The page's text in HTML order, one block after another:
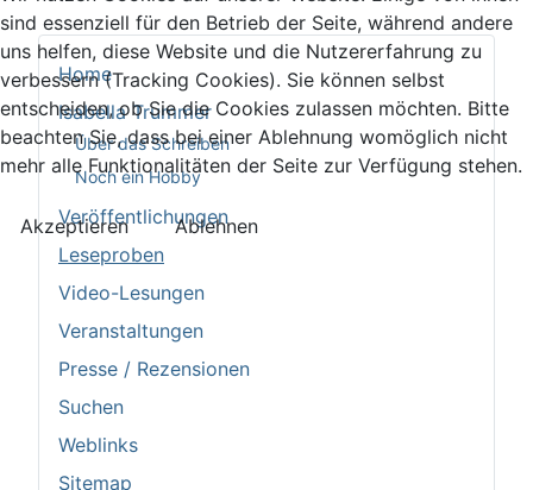
Home
Isabella Trummer
Über das Schreiben
Noch ein Hobby
Veröffentlichungen
Leseproben
Video-Lesungen
Veranstaltungen
Presse / Rezensionen
Suchen
Weblinks
Sitemap
Beiträge
sind essenziell für den Betrieb der Seite, während andere
uns helfen, diese Website und die Nutzererfahrung zu
verbessern (Tracking Cookies). Sie können selbst
entscheiden, ob Sie die Cookies zulassen möchten. Bitte
beachten Sie, dass bei einer Ablehnung womöglich nicht
mehr alle Funktionalitäten der Seite zur Verfügung stehen.
Akzeptieren Ablehnen